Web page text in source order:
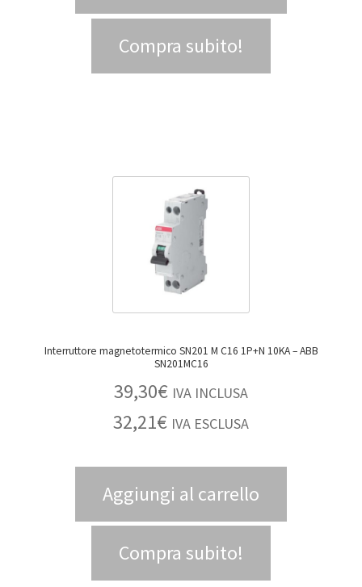
Compra subito!
Interruttore magnetotermico SN201 M C16 1P+N 10KA – ABB
SN201MC16
39,30€ IVA INCLUSA
32,21€ IVA ESCLUSA
Aggiungi al carrello
Compra subito!